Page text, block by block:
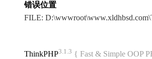
错误位置
FILE:
ThinkPHP3.1.3 { Fast & Simple OOP